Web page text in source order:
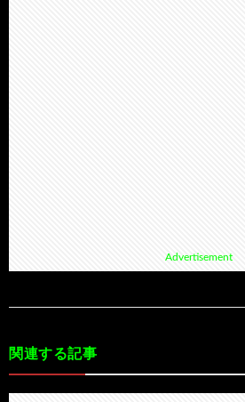
Advertisement
関連する記事